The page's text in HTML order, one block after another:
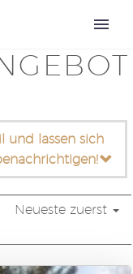
und lassen sich
Neueste zuerst